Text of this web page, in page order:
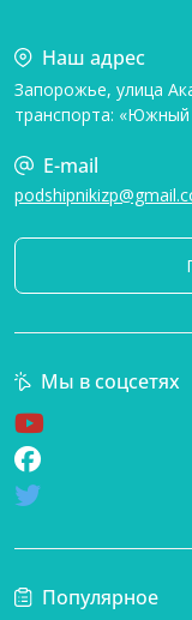
Наш адрес
Запорожье, улица
транспорта:
E-mail
Популярное
Мы в соцсетях